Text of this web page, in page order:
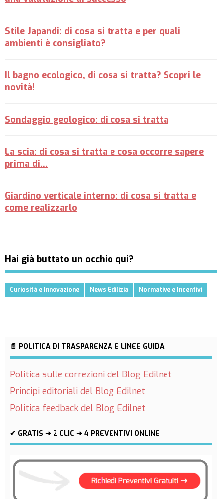
Stile Japandi: di cosa si tratta e per quali
ambienti è consigliato?
Il bagno ecologico, di cosa si tratta? Scopri le
novità!
Sondaggio geologico: di cosa si tratta
La scia: di cosa si tratta e cosa occorre sapere
prima di...
Giardino verticale interno: di cosa si tratta e
come realizzarlo
Hai già buttato un occhio qui?
Curiosità e Innovazione News Edilizia Normative e Incentivi
📄 POLITICA DI TRASPARENZA E LINEE GUIDA
Politica sulle correzioni del Blog Edilnet
Principi editoriali del Blog Edilnet
Politica feedback del Blog Edilnet
✔ GRATIS ➜ 2 CLIC ➜ 4 PREVENTIVI ONLINE